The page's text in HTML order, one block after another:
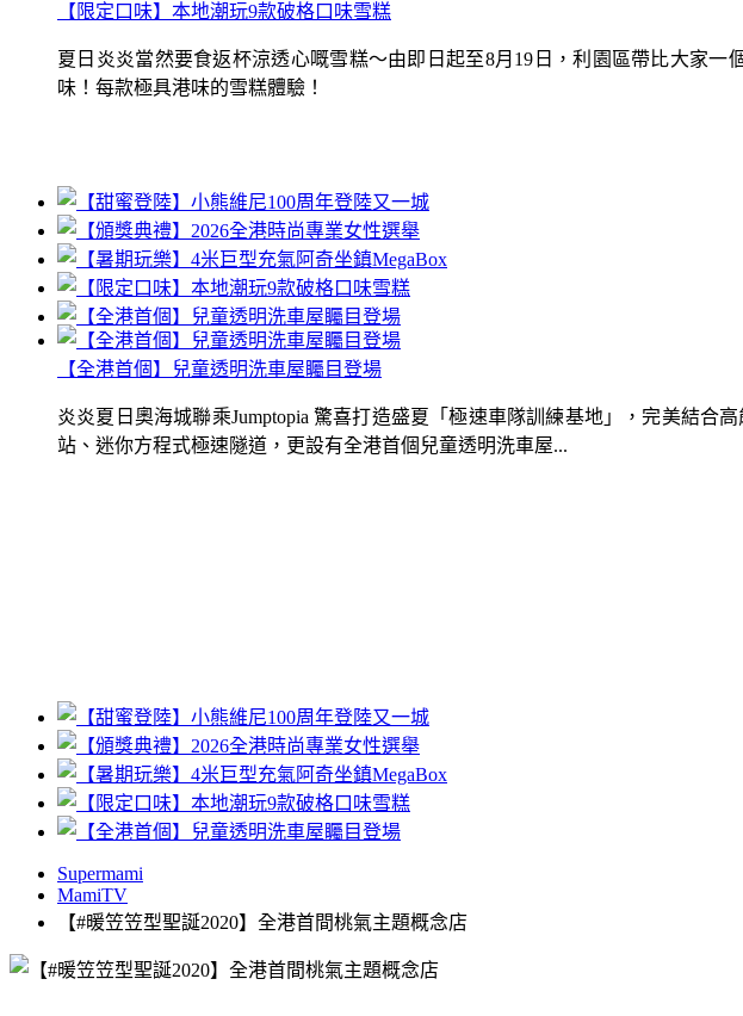
【限定口味】本地潮玩9款破格口味雪糕
夏日炎炎當然要食返杯涼透心嘅雪糕～由即日起至8月19日，利園區帶比大家
味！每款極具港味的雪糕體驗！
【全港首個】兒童透明洗車屋矚目登場
炎炎夏日奧海城聯乘Jumptopia 驚喜打造盛夏「極速車隊訓練基地」，完美結
站、迷你方程式極速隧道，更設有全港首個兒童透明洗車屋...
Supermami
MamiTV
【#暖笠笠型聖誕2020】全港首間桃氣主題概念店